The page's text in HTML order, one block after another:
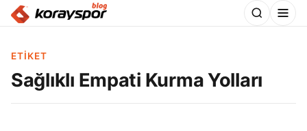
ETIKET
Sağlıklı Empati Kurma Yolları